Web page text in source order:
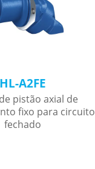
HL-A2FE
pistão axial de
fixo para circuito
fechado